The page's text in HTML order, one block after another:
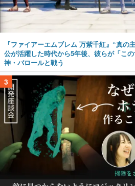
『ファイアーエムブレム 万紫千紅』“真の
公が活躍した時代から5年後、彼らが「こ
神・バロールと戦う
3